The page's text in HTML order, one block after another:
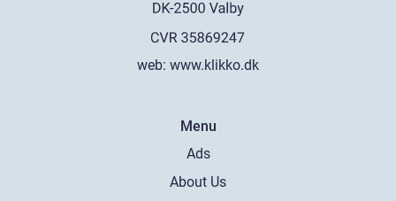
web: www.klikko.dk
Menu
Ads
About Us